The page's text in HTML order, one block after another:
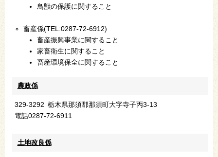
鳥獣の保護に関すること
畜産係(TEL:0287-72-6912)
畜産振興事業に関すること
家畜衛生に関すること
畜産環境保全に関すること
農政係
329-3292 栃木県那須郡那須町大字寺子丙3-13
電話0287-72-6911
土地改良係